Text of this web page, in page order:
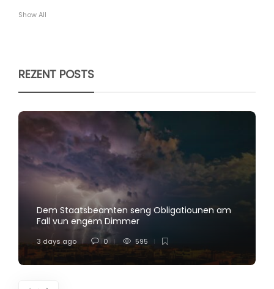
Show All
REZENT POSTS
Dem Staatsbeamten seng Obligatiounen am
Fall vun engem Dimmer
3 days ago 0 595